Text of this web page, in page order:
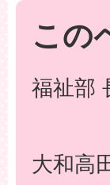
この
福祉部
大和高